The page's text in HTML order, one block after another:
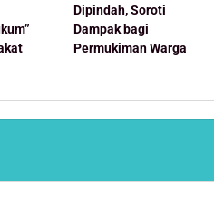
Dipindah, Soroti
Dampak bagi
Permukiman Warga